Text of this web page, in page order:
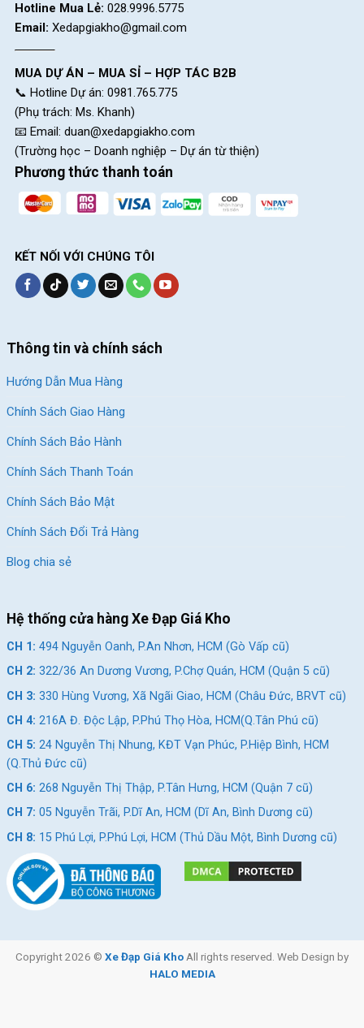
sản phẩm xe đạp, xe điện chính hãng với chất lượng luôn được
đảm bảo, cùng đội ngũ nhân viên lành nghề luôn sẵn sàng lắng
nghe và giải đáp thắc mắc của khách hàng.
♦Xem thêm bài viết Xe Đạp Đua Đường Trường Road GIANT
TCR Advanced 2 Pro Compact 2022 – QT
Block
"hinh-anh-dia-chi-chan-trang-san-pham"
SKU:ContendSL1
Hotline Mua Lẻ: 028.9996.5775
Email: Xedapgiakho@gmail.com
MUA DỰ ÁN – MUA SỈ – HỢP TÁC B2B
📞 Hotline Dự án: 0981.765.775
(Phụ trách: Ms. Khanh)
📧 Email: duan@xedapgiakho.com
(Trường học – Doanh nghiệp – Dự án từ thiện)
Phương thức thanh toán
KẾT NỐI VỚI CHÚNG TÔI
Thông tin và chính sách
Hướng Dẫn Mua Hàng
Chính Sách Giao Hàng
Chính Sách Bảo Hành
Chính Sách Thanh Toán
Chính Sách Bảo Mật
Chính Sách Đổi Trả Hàng
Blog chia sẻ
Hệ thống cửa hàng Xe Đạp Giá Kho
CH 1: 494 Nguyễn Oanh, P.An Nhơn, HCM (Gò Vấp cũ)
CH 2: 322/36 An Dương Vương, P.Chợ Quán, HCM (Quận 5 cũ)
CH 3: 330 Hùng Vương, Xã Ngãi Giao, HCM (Châu Đức, BRVT cũ)
CH 4: 216A Đ. Độc Lập, P.Phú Thọ Hòa, HCM(Q.Tân Phú cũ)
CH 5: 24 Nguyễn Thị Nhung, KĐT Vạn Phúc, P.Hiệp Bình, HCM
(Q.Thủ Đức cũ)
CH 6: 268 Nguyễn Thị Thập, P.Tân Hưng, HCM (Quận 7 cũ)
CH 7: 05 Nguyễn Trãi, P.Dĩ An, HCM (Dĩ An, Bình Dương cũ)
CH 8: 15 Phú Lợi, P.Phú Lợi, HCM (Thủ Dầu Một, Bình Dương cũ)
Copyright 2026 © Xe Đạp Giá Kho All rights reserved. Web Design by
HALO MEDIA